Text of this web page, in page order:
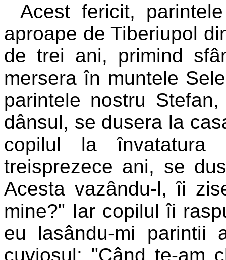
Acest fericit,
aproape de Tiberiupol
de trei ani, primind
mersera în muntele
parintele nostru
dânsul, se dusera la
copilul la
treisprezece ani, se
Acesta vazându-l, îi
mine?" Iar copilul îi
eu lasându-mi parintii
cuviosul: "Când te-am